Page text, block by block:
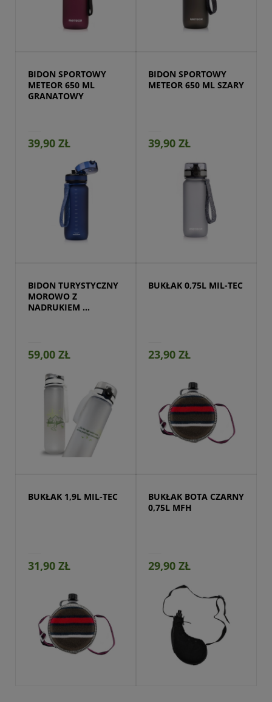
BIDON SPORTOWY
METEOR 650 ML
GRANATOWY
39,90 ZŁ
BIDON SPORTOWY
METEOR 650 ML SZARY
39,90 ZŁ
BIDON TURYSTYCZNY
MOROWO Z
NADRUKIEM
59,00 ZŁ
BUKŁAK 0,75L MIL-TEC
23,90 ZŁ
Przejdź do produktu
BUKŁAK 1,9L MIL-TEC
31,90 ZŁ
BUKŁAK BOTA CZARNY
0,75L MFH
29,90 ZŁ